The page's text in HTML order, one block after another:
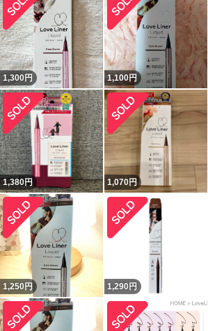
1,300円 1,100円
1,380円 1,070円
1,250 円 1,290 円